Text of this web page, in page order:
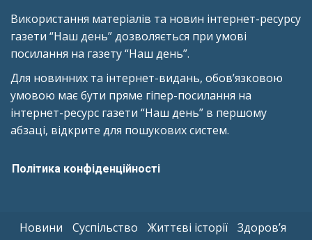
Використання матеріалів та новин інтернет-ресурсу
газети “Наш день” дозволяється при умові
посилання на газету “Наш день”.
Для новинних та інтернет-видань, обов’язковою
умовою має бути пряме гіпер-посилання на
інтернет-ресурс газети “Наш день” в першому
абзаці, відкрите для пошукових систем.
Політика конфіденційності
Новини Суспільство Життєві історії
Здоров’я